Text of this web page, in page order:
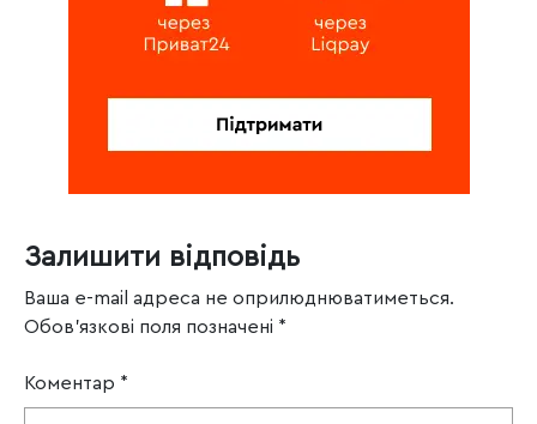
Залишити відповідь
Ваша e-mail адреса не оприлюднюватиметься.
Обов’язкові поля позначені *
Коментар *